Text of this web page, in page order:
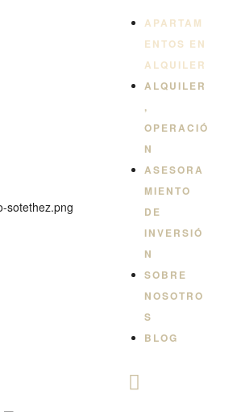
APARTAM
ENTOS EN
ALQUILER
ALQUILER
,
OPERACIÓ
N
ASESORA
MIENTO
DE
INVERSIÓ
N
SOBRE
NOSOTRO
S
BLOG